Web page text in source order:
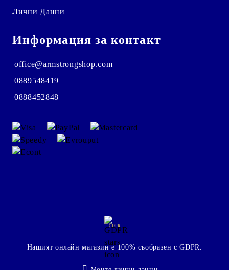
Лични Данни
Информация за контакт
office@armstrongshop.com
0889548419
0888452848
GDPR
Нашият онлайн магазин е 100% съобразен с GDPR.